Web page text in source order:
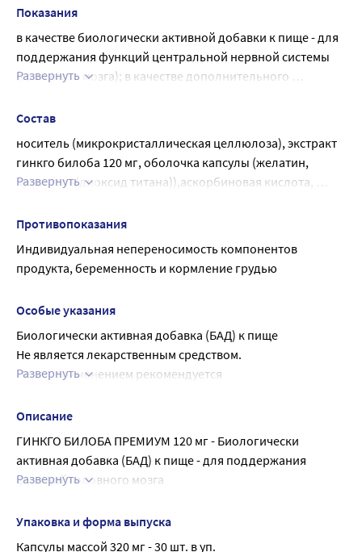
Перед применением рекомендуется
проконсультироваться с врачом
Показания
в качестве биологически активной добавки к пище - для
поддержания функций центральной нервной системы
(головного мозга); в качестве дополнительного
Развернуть
Состав
носитель (микрокристаллическая целлюлоза), экстракт
гинкго билоба 120 мг, оболочка капсулы (желатин,
краситель(диоксид титана)),аскорбиновая кислота,
Развернуть
Противопоказания
Индивидуальная непереносимость компонентов
продукта, беременность и кормление грудью
Особые указания
Биологически активная добавка (БАД) к пище
Не является лекарственным средством.
Перед применением рекомендуется
Развернуть
Описание
ГИНКГО БИЛОБА ПРЕМИУМ 120 мг - Биологически
активная добавка (БАД) к пище - для поддержания
функций головного мозга
флавоноидным гликозидам.
Содержание в 2-х капсулах (суточная доза):
Развернуть
Упаковка и форма выпуска
Капсулы массой 320 мг - 30 шт. в уп.